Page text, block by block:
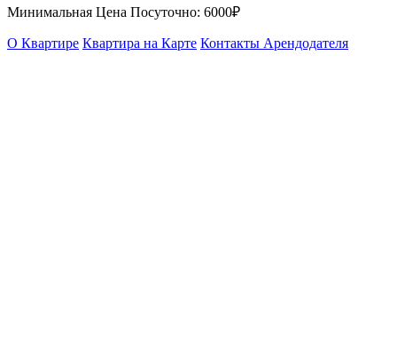
Минимальная Цена Посуточно: 6000₽
О Квартире Квартира на Карте Контакты Арендодателя